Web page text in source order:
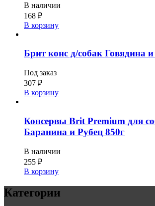
В наличии
168 ₽
В корзину
Брит конс д/собак Говядина и
Под заказ
307 ₽
В корзину
Консервы Brit Premium для
Баранина и Рубец 850г
В наличии
255 ₽
В корзину
Категории